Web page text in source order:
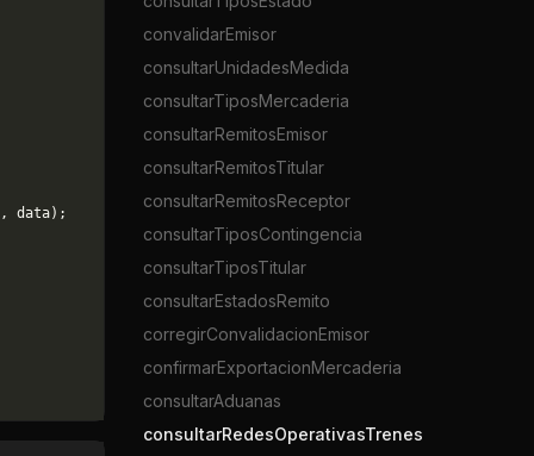
, data);
convalidarEmisor
consultarUnidadesMedida
consultarTiposMercaderia
consultarRemitosEmisor
consultarRemitosTitular
consultarRemitosReceptor
consultarTiposContingencia
consultarTiposTitular
consultarEstadosRemito
corregirConvalidacionEmisor
confirmarExportacionMercaderia
consultarAduanas
consultarRedesOperativasTrenes